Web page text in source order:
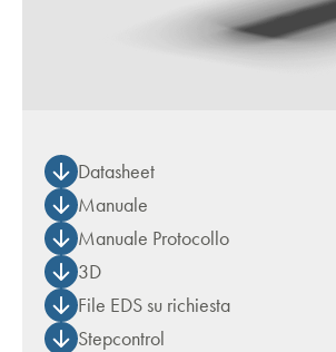
Datasheet
Manuale
Manuale Protocollo
3D
File EDS su richiesta
Stepcontrol